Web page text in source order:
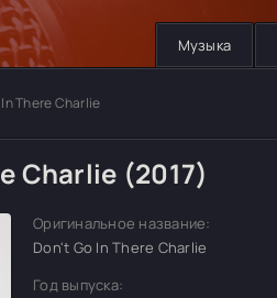
Музыка
There Charlie
Charlie (2017)
Оригинальное название:
Don't Go In There Charlie
Год выпуска: